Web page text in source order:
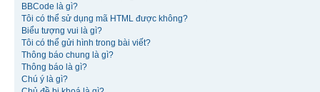
BBCode là gì?
Tôi có thể sử dụng mã HTML được không?
Biểu tượng vui là gì?
Tôi có thể gửi hình trong bài viết?
Thông báo chung là gì?
Thông báo là gì?
Chú ý là gì?